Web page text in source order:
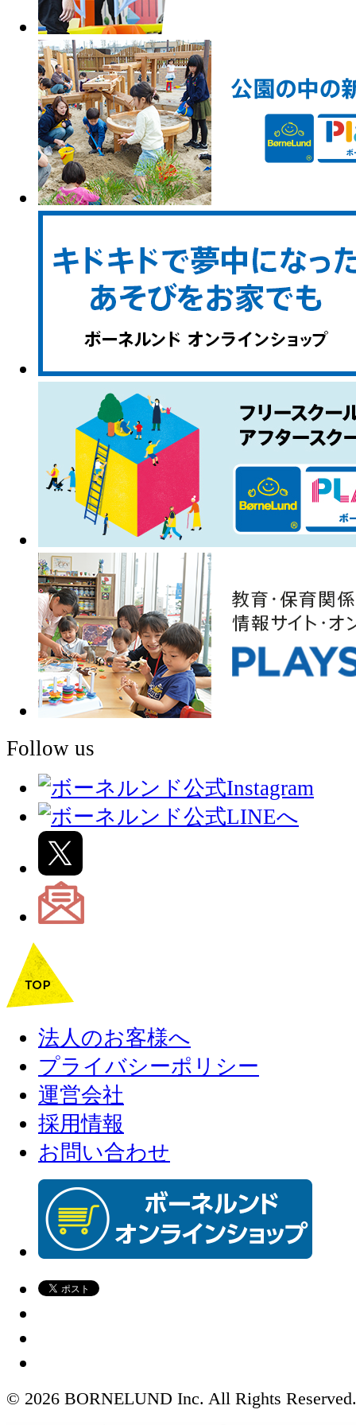
Follow us
法人のお客様へ
プライバシーポリシー
運営会社
採用情報
お問い合わせ
© 2026 BORNELUND Inc. All Rights Reserved.